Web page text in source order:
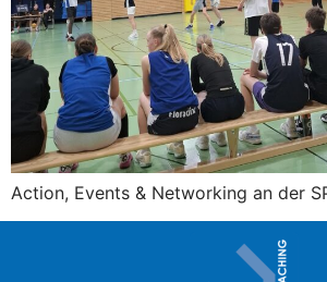
Action, Events & Networking an der